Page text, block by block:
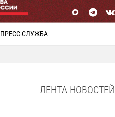
ПРЕСС-СЛУЖБА
ЛЕНТА НОВОСТЕЙ